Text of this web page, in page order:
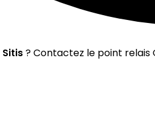
Sitis? Contactez le point relais